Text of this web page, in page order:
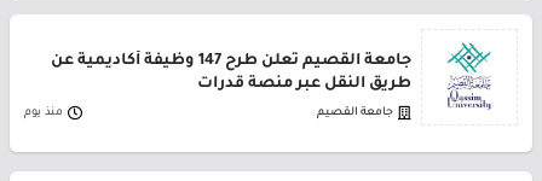
جامعة القصيم تعلن طرح 147 وظيفة أكاديمية عن
طريق النقل عبر منصة قدرات
جامعة القصيم منذ يوم